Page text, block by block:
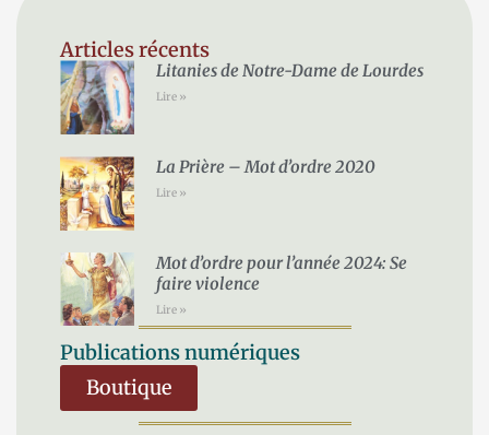
Articles récents
Litanies de Notre-Dame de Lourdes
Lire »
La Prière – Mot d’ordre 2020
Lire »
Mot d’ordre pour l’année 2024: Se
faire violence
Lire »
Publications numériques
Boutique